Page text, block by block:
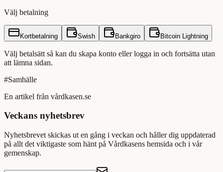
Välj betalning
Kortbetalning Swish Bankgiro Bitcoin Lightning
Välj betalsätt så kan du skapa konto eller logga in och fortsätta utan
att lämna sidan.
#Samhälle
En artikel från vårdkasen.se
Veckans nyhetsbrev
Nyhetsbrevet skickas ut en gång i veckan och håller dig uppdaterad
på allt det viktigaste som hänt på Vårdkasens hemsida och i vår
gemenskap.